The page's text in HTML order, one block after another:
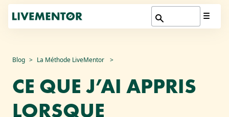
Aller
contenu
Blog La Méthode LiveMentor
CE QUE J’AI APPRIS
LORSQUE